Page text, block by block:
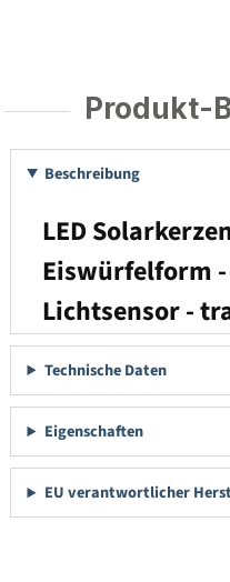
Produkt-
Beschreibung
LED
Eiswürfelform
Lichtsensor -
Technische Daten
Eigenschaften
EU verantwortlicher